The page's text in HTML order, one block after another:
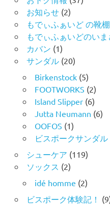
お知らせ(2)
もでぃふぁいど の靴
もでぃふぁいどのい
カバン (1)
サンダル(20)
Birkenstock(5)
FOOTWORKS (2)
Island Slipper(6)
Jutta Neumann (6)
OOFOS (1)
ビスポークサンダル
シューケア (119)
ソックス (2)
idé homme (2)
ビスポーク体験記！